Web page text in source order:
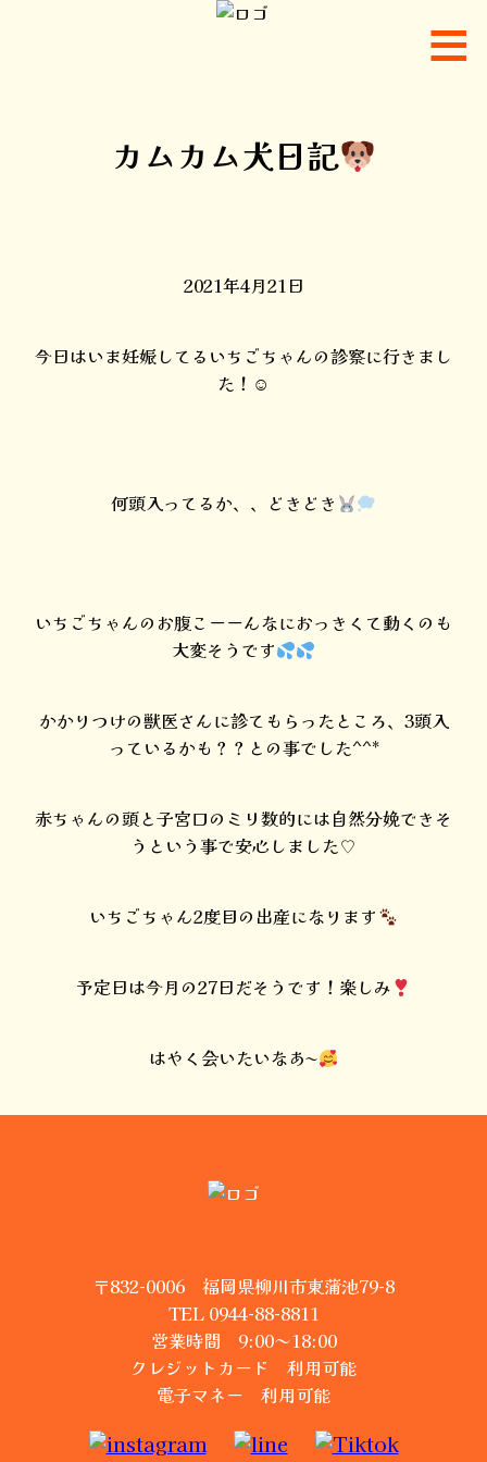
カムカム犬日記
2021年4月21日
今日はいま妊娠してるいちごちゃんの診察に行きまし
た！☺︎
何頭入ってるか、、どきどき
いちごちゃんのお腹こーーんなにおっきくて動くのも
大変そうです
かかりつけの獣医さんに診てもらったところ、3頭入
っているかも？？との事でした^^*
赤ちゃんの頭と子宮口のミリ数的には自然分娩できそ
うという事で安心しました♡
いちごちゃん2度目の出産になります
予定日は今月の27日だそうです！楽しみ
はやく会いたいなあ〜
〒832-0006 福岡県柳川市東蒲池79-8
TEL 0944-88-8811
営業時間 9:00～18:00
クレジットカード 利用可能
電子マネー 利用可能